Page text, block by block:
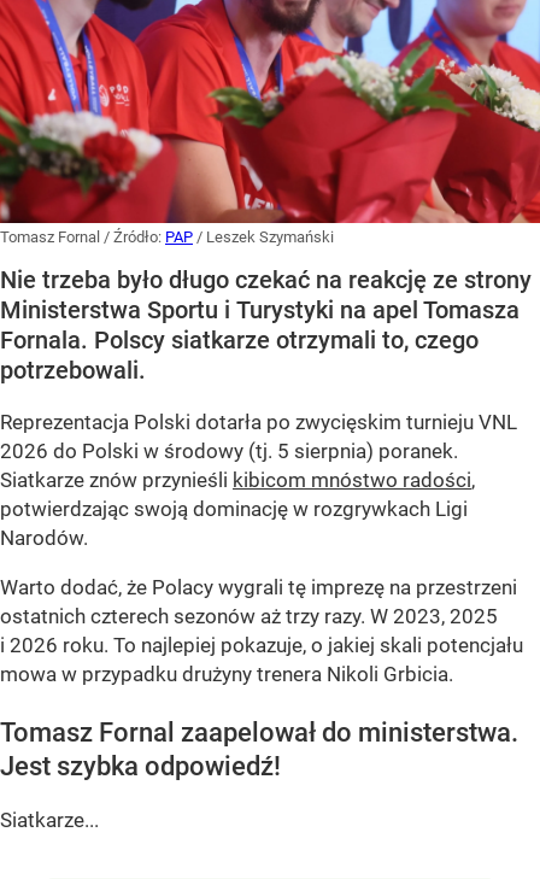
Tomasz Fornal / Źródło: PAP / Leszek Szymański
Nie trzeba było długo czekać na reakcję ze strony
Ministerstwa Sportu i Turystyki na apel Tomasza
Fornala. Polscy siatkarze otrzymali to, czego
potrzebowali.
Reprezentacja Polski dotarła po zwycięskim turnieju VNL
2026 do Polski w środowy (tj. 5 sierpnia) poranek.
Siatkarze znów przynieśli kibicom mnóstwo radości,
potwierdzając swoją dominację w rozgrywkach Ligi
Narodów.
Warto dodać, że Polacy wygrali tę imprezę na przestrzeni
ostatnich czterech sezonów aż trzy razy. W 2023, 2025
i 2026 roku. To najlepiej pokazuje, o jakiej skali potencjału
mowa w przypadku drużyny trenera Nikoli Grbicia.
Tomasz Fornal zaapelował do ministerstwa.
Jest szybka odpowiedź!
Siatkarze...